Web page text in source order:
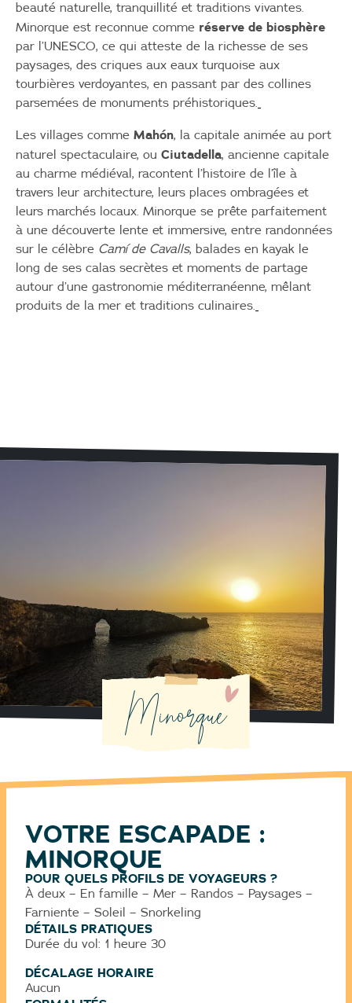
beauté naturelle, tranquillité et traditions vivantes.
Minorque est reconnue comme réserve de biosphère
par l’UNESCO, ce qui atteste de la richesse de ses
paysages, des criques aux eaux turquoise aux
tourbières verdoyantes, en passant par des collines
parsemées de monuments préhistoriques.
Les villages comme Mahón, la capitale animée au port
naturel spectaculaire, ou Ciutadella, ancienne capitale
au charme médiéval, racontent l’histoire de l’île à
travers leur architecture, leurs places ombragées et
leurs marchés locaux. Minorque se prête parfaitement
à une découverte lente et immersive, entre randonnées
sur le célèbre Camí de Cavalls, balades en kayak le
long de ses calas secrètes et moments de partage
autour d’une gastronomie méditerranéenne, mêlant
produits de la mer et traditions culinaires.
Minorque
VOTRE ESCAPADE :
MINORQUE
POUR QUELS PROFILS DE VOYAGEURS ?
À deux – En famille – Mer – Randos – Paysages –
Farniente – Soleil – Snorkeling
DÉTAILS PRATIQUES
Durée du vol: 1 heure 30
DÉCALAGE HORAIRE
Aucun